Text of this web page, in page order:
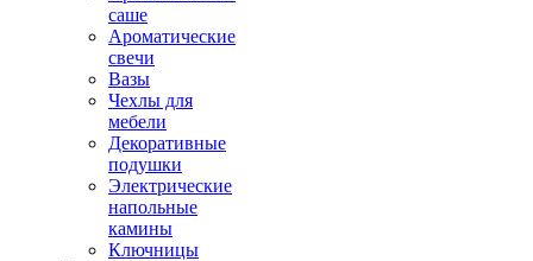
саше
Ароматические
свечи
Вазы
Чехлы для
мебели
Декоративные
подушки
Электрические
напольные
камины
Ключницы